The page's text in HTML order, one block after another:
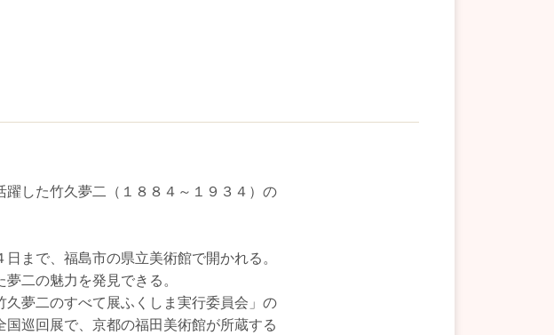
した竹久夢二（１８８４～１９３４）の
まで、福島市の県立美術館で開かれる。
二の魅力を発見できる。
夢二のすべて展ふくしま実行委員会」の
巡回展で、京都の福田美術館が所蔵する